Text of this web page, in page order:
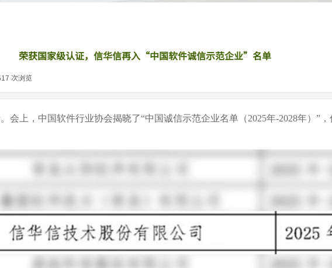
荣获国家级认证，信华信再入“中国软件诚信示范企业”名单
次浏览
会上，中国软件行业协会揭晓了“中国诚信示范企业名单（2025年-2028年）”，